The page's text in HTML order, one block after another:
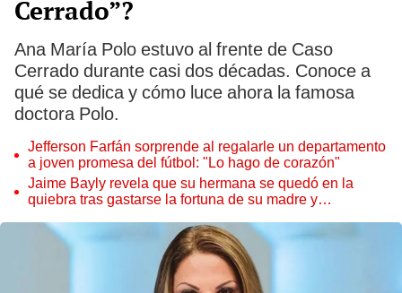
Cerrado”?
Ana María Polo estuvo al frente de Caso
Cerrado durante casi dos décadas. Conoce a
qué se dedica y cómo luce ahora la famosa
doctora Polo.
Jefferson Farfán sorprende al regalarle un departamento
a joven promesa del fútbol: "Lo hago de corazón"
Jaime Bayly revela que su hermana se quedó en la
quiebra tras gastarse la fortuna de su madre y